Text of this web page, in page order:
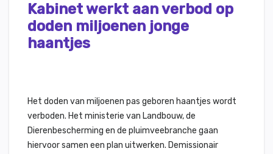
Kabinet werkt aan verbod op
doden miljoenen jonge
haantjes
Het doden van miljoenen pas geboren haantjes wordt
verboden. Het ministerie van Landbouw, de
Dierenbescherming en de pluimveebranche gaan
hiervoor samen een plan uitwerken. Demissionair